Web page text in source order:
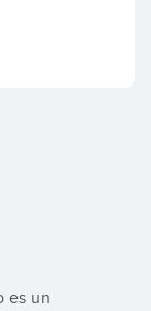
es un